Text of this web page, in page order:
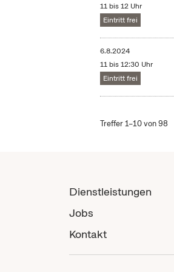
11 bis 12 Uhr
Eintritt frei
6.8.2024
11 bis 12:30 Uhr
Eintritt frei
Treffer 1–10 von 98
Dienstleistungen
Jobs
Kontakt